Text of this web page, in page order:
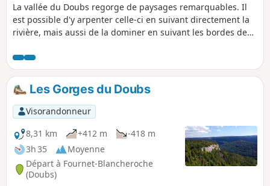
La vallée du Doubs regorge de paysages remarquables. Il
est possible d'y arpenter celle-ci en suivant directement la
rivière, mais aussi de la dominer en suivant les bordes de
figurent le Belvédère sur les Roches, celui de la Cendrée
mais aussi celui de la Crampoulotte. Par beau temps, il est
même possible de voir, tout au fond, les montagnes du Jura
suisse.Les Gorges du Doubs
Visorandonneur
8,31 km
+412 m
-418 m
3h 35
Moyenne
Départ à Fournet-Blancheroche
(Doubs)